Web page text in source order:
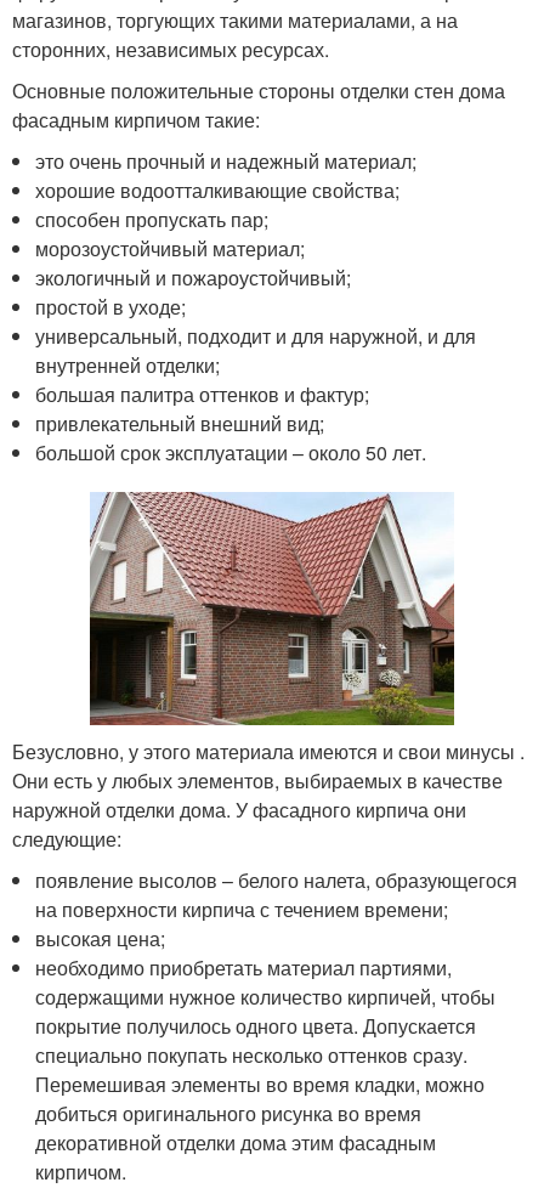
магазинов, торгующих такими материалами, а на
сторонних, независимых ресурсах.
Основные положительные стороны отделки стен дома
фасадным кирпичом такие:
это очень прочный и надежный материал;
хорошие водоотталкивающие свойства;
способен пропускать пар;
морозоустойчивый материал;
экологичный и пожароустойчивый;
простой в уходе;
универсальный, подходит и для наружной, и для
внутренней отделки;
большая палитра оттенков и фактур;
привлекательный внешний вид;
большой срок эксплуатации – около 50 лет.
Безусловно, у этого материала имеются и свои минусы .
Они есть у любых элементов, выбираемых в качестве
наружной отделки дома. У фасадного кирпича они
следующие:
появление высолов – белого налета, образующегося
на поверхности кирпича с течением времени;
высокая цена;
необходимо приобретать материал партиями,
содержащими нужное количество кирпичей, чтобы
покрытие получилось одного цвета. Допускается
специально покупать несколько оттенков сразу.
Перемешивая элементы во время кладки, можно
добиться оригинального рисунка во время
декоративной отделки дома этим фасадным
кирпичом.